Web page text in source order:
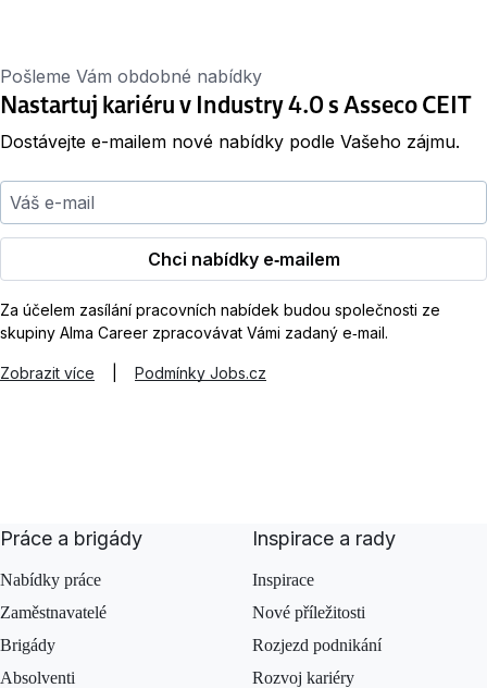
Pošleme Vám obdobné nabídky
Nastartuj kariéru v Industry 4.0 s Asseco CEIT
Dostávejte e-mailem nové nabídky podle Vašeho zájmu.
Váš e-mail
Chci nabídky e‑mailem
Za účelem zasílání pracovních nabídek budou společnosti ze
skupiny Alma Career zpracovávat Vámi zadaný e‑mail.
Zobrazit více Podmínky Jobs.cz
Práce a brigády
Nabídky práce
Zaměstnavatelé
Brigády
Absolventi
Inspirace a rady
Inspirace
Nové příležitosti
Rozjezd podnikání
Rozvoj kariéry